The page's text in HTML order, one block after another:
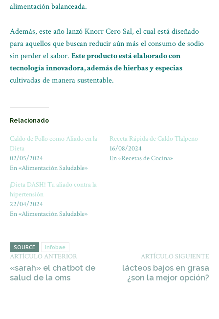
alimentación balanceada.
Además, este año lanzó Knorr Cero Sal, el cual está diseñado
para aquellos que buscan reducir aún más el consumo de sodio
sin perder el sabor. Este producto está elaborado con
tecnología innovadora, además de hierbas y especias
cultivadas de manera sustentable.
Relacionado
Caldo de Pollo como Aliado en la
Dieta
02/05/2024
En «Alimentación Saludable»
Receta Rápida de Caldo Tlalpeño
16/08/2024
En «Recetas de Cocina»
¡Dieta DASH! Tu aliado contra la
hipertensión
22/04/2024
En «Alimentación Saludable»
SOURCE Infobae
ARTÍCULO ANTERIOR
«sarah» el chatbot de
salud de la oms
ARTÍCULO SIGUIENTE
lácteos bajos en grasa
¿son la mejor opción?